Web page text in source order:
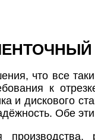
что все таки
к
и дискового
Обе